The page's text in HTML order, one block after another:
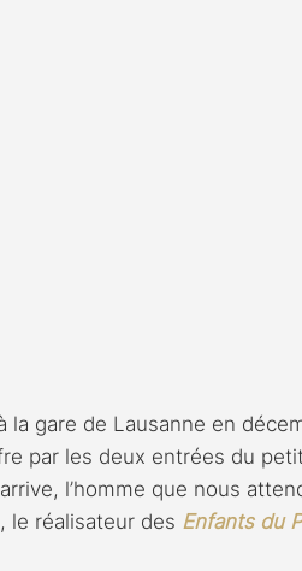
la gare de Lausanne en
par les deux entrées du
l’homme que nous
le réalisateur des Enfants du